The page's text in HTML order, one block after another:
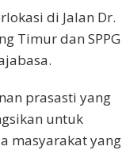
di Jalan Dr.
Timur dan SPPG
prasasti yang
untuk
masyarakat yang